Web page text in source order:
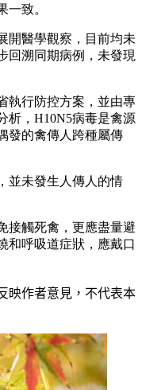
一致。
開醫學觀察，目前均未
回溯同期病例，未發現
執行防控方案，並由專
析，H10N5病毒是禽源
發的禽傳人跨種屬傳
並未發生人傳人的情
接觸死禽，更應盡量避
和呼吸道症狀，應戴口
映作者意見，不代表本